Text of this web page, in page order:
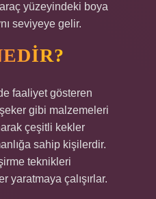
yüzeyindeki boya
seviyeye gelir.
faaliyet gösteren
gibi malzemeleri
çeşitli kekler
sahip kişilerdir.
teknikleri
yaratmaya çalışırlar.